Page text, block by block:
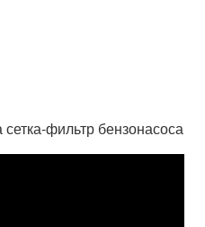
фильтр бензонасоса